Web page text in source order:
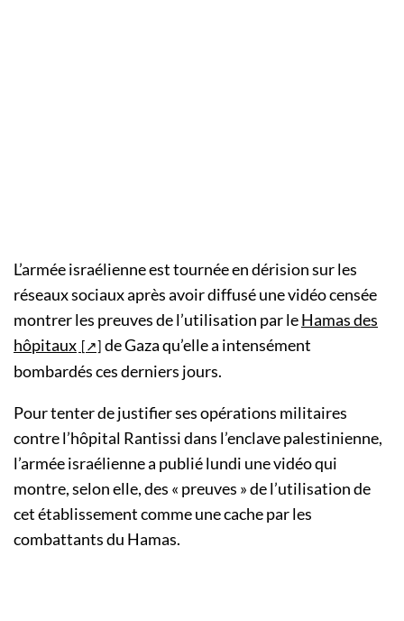
L’armée israélienne est tournée en dérision sur les
réseaux sociaux après avoir diffusé une vidéo censée
montrer les preuves de l’utilisation par leHamas des
hôpitaux
de Gaza qu’elle a intensément
bombardés ces derniers jours.
Pour tenter de justifier ses opérations militaires
contre l’hôpital Rantissi dans l’enclave palestinienne,
l’armée israélienne a publié lundi une vidéo qui
montre, selon elle, des « preuves » de l’utilisation de
cet établissement comme une cache par les
combattants du Hamas.